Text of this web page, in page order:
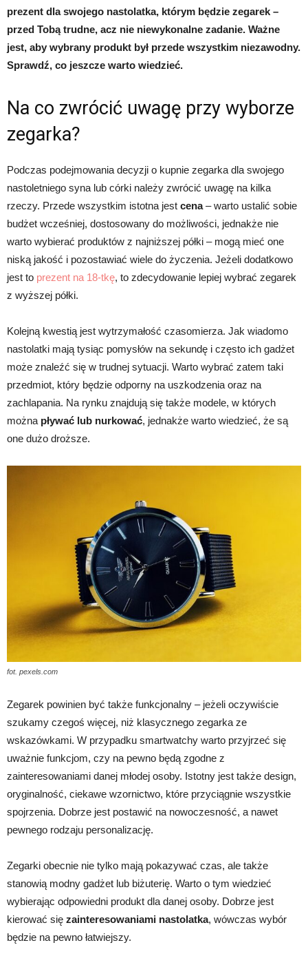
prezent dla swojego nastolatka, którym będzie zegarek –
przed Tobą trudne, acz nie niewykonalne zadanie. Ważne
jest, aby wybrany produkt był przede wszystkim niezawodny.
Sprawdź, co jeszcze warto wiedzieć.
Na co zwrócić uwagę przy wyborze
zegarka?
Podczas podejmowania decyzji o kupnie zegarka dla swojego
nastoletniego syna lub córki należy zwrócić uwagę na kilka
rzeczy. Przede wszystkim istotna jest cena– warto ustalić sobie
budżet wcześniej, dostosowany do możliwości, jednakże nie
warto wybierać produktów z najniższej półki – mogą mieć one
niską jakość i pozostawiać wiele do życzenia. Jeżeli dodatkowo
jest to prezent na 18-tkę, to zdecydowanie lepiej wybrać zegarek
z wyższej półki.
Kolejną kwestią jest wytrzymałość czasomierza. Jak wiadomo
nastolatki mają tysiąc pomysłów na sekundę i często ich gadżet
może znaleźć się w trudnej sytuacji. Warto wybrać zatem taki
przedmiot, który będzie odporny na uszkodzenia oraz na
zachlapania. Na rynku znajdują się także modele, w których
można pływać lub nurkować, jednakże warto wiedzieć, że są
one dużo droższe.
fot. pexels.com
Zegarek powinien być także funkcjonalny – jeżeli oczywiście
szukamy czegoś więcej, niż klasycznego zegarka ze
wskazówkami. W przypadku smartwatchy warto przyjrzeć się
uważnie funkcjom, czy na pewno będą zgodne z
zainteresowaniami danej młodej osoby. Istotny jest także design,
oryginalność, ciekawe wzornictwo, które przyciągnie wszystkie
spojrzenia. Dobrze jest postawić na nowoczesność, a nawet
pewnego rodzaju personalizację.
Zegarki obecnie nie tylko mają pokazywać czas, ale także
stanowią modny gadżet lub biżuterię. Warto o tym wiedzieć
wybierając odpowiedni produkt dla danej osoby. Dobrze jest
kierować się zainteresowaniami nastolatka, wówczas wybór
będzie na pewno łatwiejszy.